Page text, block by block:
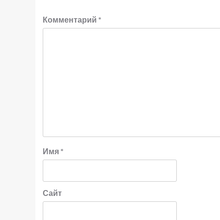
Комментарий *
Имя *
Сайт